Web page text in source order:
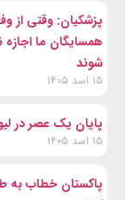
پزشکیان: وقتی از
همسایگان ما
شوند
۱۵ اسد ۱۴۰۵
پایان یک عصر در
۱۵ اسد ۱۴۰۵
پاکستان خطاب به